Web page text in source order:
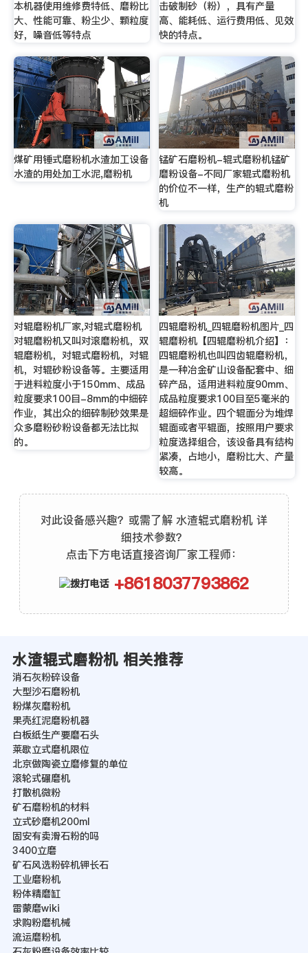
本机器使用维修费特低、磨粉比
大、性能可靠、粉尘少、颗粒度
好，噪音低等特点
击破制砂（粉），具有产量
高、能耗低、运行费用低、见效
快的特点。
煤矿用锤式磨粉机水渣加工设备
水渣的用处加工水泥,磨粉机
锰矿石磨粉机-辊式磨粉机锰矿
磨粉设备-不同厂家辊式磨粉机
的价位不一样，生产的辊式磨粉
机
对辊磨粉机厂家,对辊式磨粉机
对辊磨粉机又叫对滚磨粉机，双
辊磨粉机，对辊式磨粉机，对辊
机，对辊砂粉设备等。主要适用
于进料粒度小于150mm、成品
粒度要求100目-8mm的中细碎
作业，其出众的细碎制砂效果是
众多磨粉砂粉设备都无法比拟
的。
四辊磨粉机_四辊磨粉机图片_四
辊磨粉机【四辊磨粉机介绍】：
四辊磨粉机也叫四齿辊磨粉机，
是一种冶金矿山设备配套中、细
碎产品，适用进料粒度90mm、
成品粒度要求100目至5毫米的
超细碎作业。四个辊面分为堆焊
辊面或者平辊面，按照用户要求
粒度选择组合，该设备具有结构
紧凑，占地小，磨粉比大、产量
较高。
对此设备感兴趣？或需了解 水渣辊式磨粉机 详
细技术参数？
点击下方电话直接咨询厂家工程师：
+8618037793862
水渣辊式磨粉机 相关推荐
消石灰粉碎设备
大型沙石磨粉机
粉煤灰磨粉机
果壳红泥磨粉机器
白板纸生产要磨石头
莱歇立式磨机限位
北京做陶瓷立磨修复的单位
滚轮式碾磨机
打散机微粉
矿石磨粉机的材料
立式砂磨机200ml
固安有卖滑石粉的吗
3400立磨
矿石风选粉碎机钾长石
工业磨粉机
粉体精磨缸
雷蒙磨wiki
求购粉磨机械
流运磨粉机